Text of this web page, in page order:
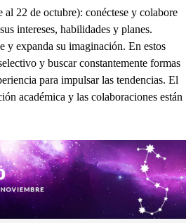
22 de octubre): conéctese y colabore
intereses, habilidades y planes.
y expanda su imaginación. En estos
y buscar constantemente formas
para impulsar las tendencias. El
académica y las colaboraciones están